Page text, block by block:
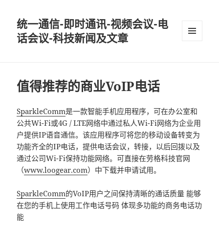
统一通信-即时通讯-视频会议-电
话会议-科技新闻及文章
值得推荐的商业VoIP电话
SparkleComm是一款智能手机应用程序，可在办公室和
公共Wi-Fi或4G / LTE网络中通过私人Wi-Fi网络为企业用
户提供IP语音通信。该应用程序可将您的移动设备转变为
功能齐全的IP电话，提供电话会议，转接，以后回拨以及
通过公司Wi-Fi保持功能网络。可直接在劳格科技官网
（www.loogear.com）中下载并申请试用。
SparkleComm的VoIP用户之间保持清晰的通话质量 能够
在您的手机上使用工作电话号码 体现多功能的商务电话功
能